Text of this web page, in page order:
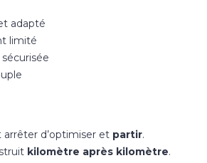
adapté
limité
d’optimiser et partir.
kilomètre après kilomètre.